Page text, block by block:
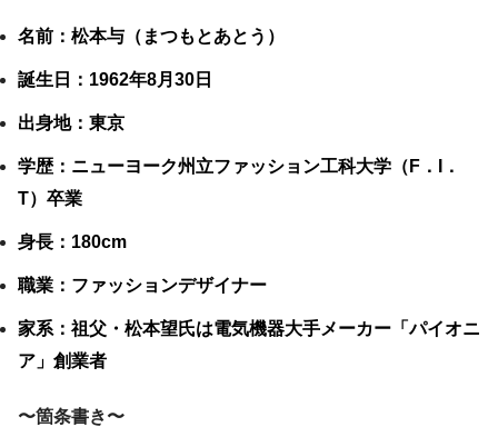
名前：松本与（まつもとあとう）
誕生日：1962年8月30日
出身地：東京
学歴：ニューヨーク州立ファッション工科大学（F．I．
T）卒業
身長：180cm
職業：ファッションデザイナー
家系：祖父・松本望氏は電気機器大手メーカー「パイオニ
ア」創業者
〜箇条書き〜